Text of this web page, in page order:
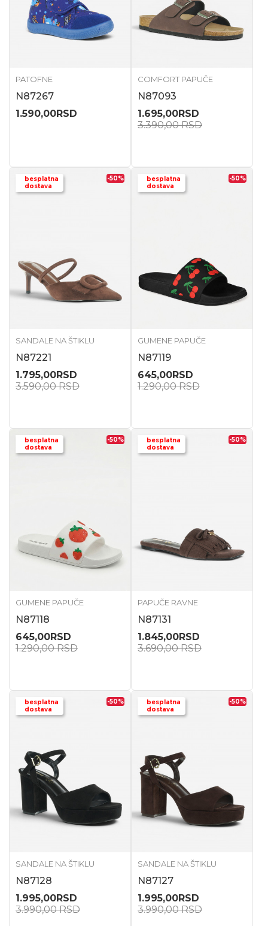
PATOFNE
N87267
1.590,00RSD
COMFORT PAPUČE
N87093
1.695,00RSD
3.390,00RSD
besplatna
dostava
-50%
SANDALE NA ŠTIKLU
N87221
1.795,00RSD
3.590,00RSD
besplatna
dostava
-50%
GUMENE PAPUČE
N87119
645,00RSD
1.290,00RSD
besplatna
dostava
-50%
GUMENE PAPUČE
N87118
645,00RSD
1.290,00RSD
besplatna
dostava
-50%
PAPUČE RAVNE
N87131
1.845,00RSD
3.690,00RSD
besplatna
dostava
-50%
SANDALE NA ŠTIKLU
N87128
1.995,00RSD
3.990,00RSD
besplatna
dostava
-50%
SANDALE NA ŠTIKLU
N87127
1.995,00RSD
3.990,00RSD